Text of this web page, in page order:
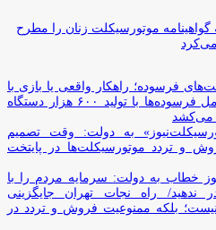
موتورسیکلت زنان را مطرح
فرسوده؛ راهکار واقعی یا بازی با
منابع کشور؟ / جایگزینی کامل فرسوده‌ها با تولید ۶۰۰ هزار دستگاه
به دولت: وقت تصمیم
و تردد موتورسیکلت‌ها در پایتخت
خطاب به دولت: سرمایه مردم را با
ندهید/ راه نجات تهران جایگزینی
بلکه ممنوعیت فروش و تردد در